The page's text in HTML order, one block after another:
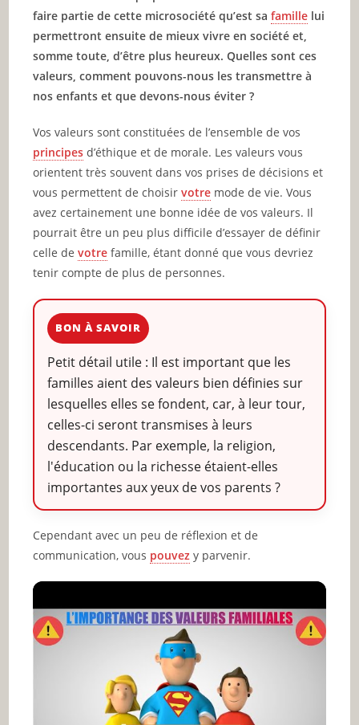
faire partie de cette microsociété qu’est safamille lui
permettront ensuite de mieux vivre en société et,
somme toute, d’être plus heureux. Quelles sont ces
valeurs, comment pouvons-nous les transmettre à
nos enfants et que devons-nous éviter ?
Vos valeurs sont constituées de l’ensemble de vos
principes d’éthique et de morale. Les valeurs vous
orientent très souvent dans vos prises de décisions et
vous permettent de choisirvotre mode de vie. Vous
avez certainement une bonne idée de vos valeurs. Il
pourrait être un peu plus difficile d’essayer de définir
celle devotre famille, étant donné que vous devriez
tenir compte de plus de personnes.
BON À SAVOIR
Petit détail utile : Il est important que les
familles aient des valeurs bien définies sur
lesquelles elles se fondent, car, à leur tour,
celles-ci seront transmises à leurs
descendants. Par exemple, la religion,
l'éducation ou la richesse étaient-elles
importantes aux yeux de vos parents ?
Cependant avec un peu de réflexion et de
communication, vous pouvez y parvenir.